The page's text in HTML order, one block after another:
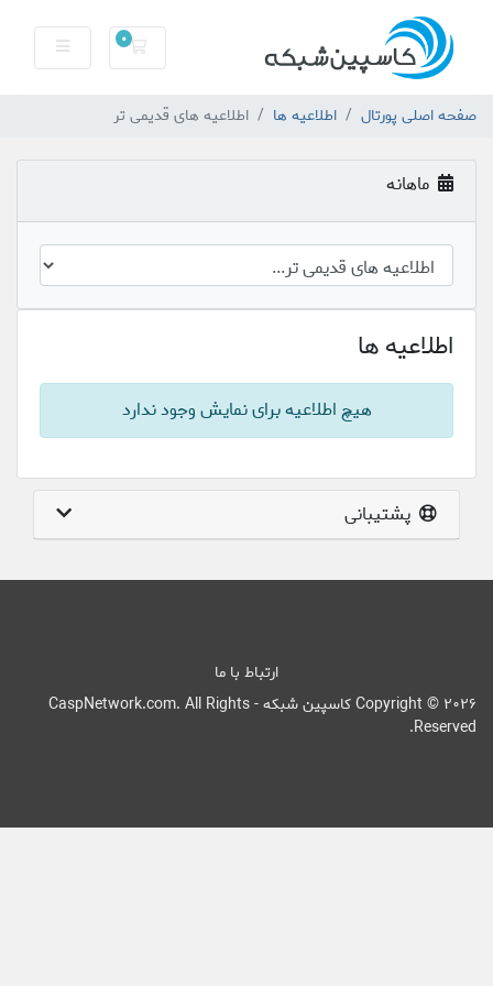
0
سبد خرید
صفحه اصلی پورتال اطلاعیه ها اطلاعیه های قدیمی تر
ماهانه
اطلاعیه ها
هیچ اطلاعیه برای نمایش وجود ندارد
پشتیبانی
ارتباط با ما
Copyright © 2026 کاسپین شبکه - CaspNetwork.com. All Rights
Reserved.